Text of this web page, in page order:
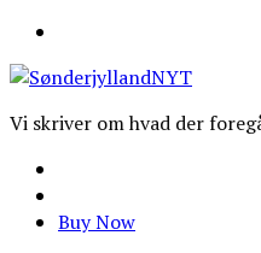
Vi skriver om hvad der
Buy Now